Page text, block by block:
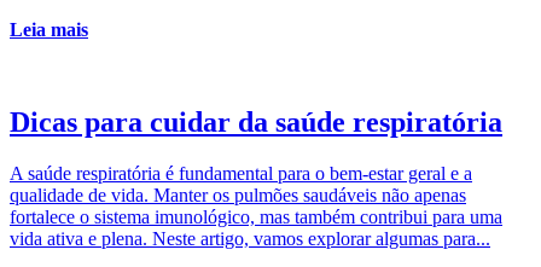
Leia mais
Dicas para cuidar da saúde respiratória
A saúde respiratória é fundamental para o bem-estar geral e a
qualidade de vida. Manter os pulmões saudáveis não apenas
fortalece o sistema imunológico, mas também contribui para uma
vida ativa e plena. Neste artigo, vamos explorar algumas para...